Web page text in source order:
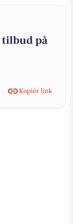
tilbud på
Kopiér link